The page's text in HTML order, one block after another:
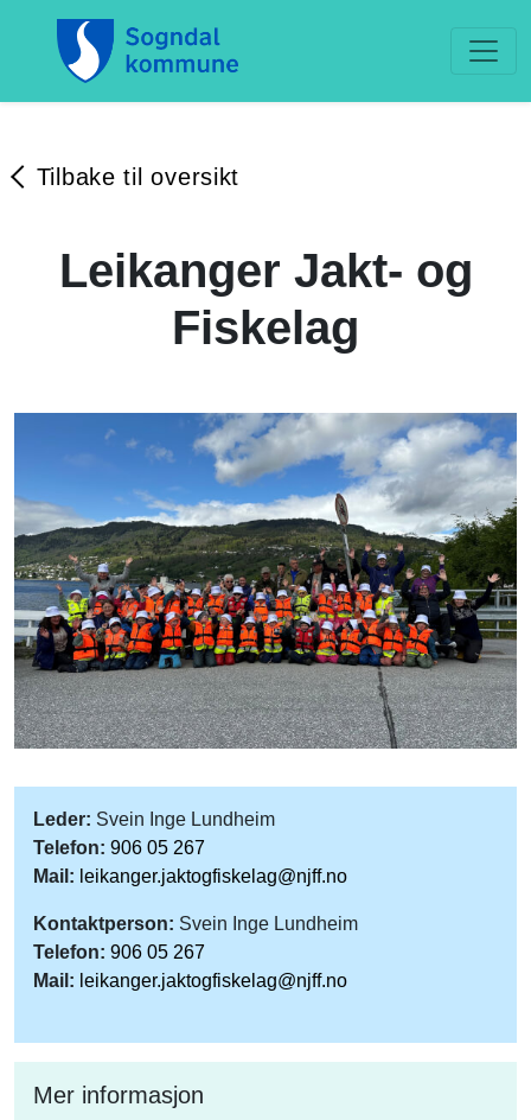
Tilbake til oversikt
Leikanger Jakt- og
Fiskelag
Leder: Svein Inge Lundheim
Telefon: 906 05 267
Mail: leikanger.jaktogfiskelag@njff.no
Kontaktperson: Svein Inge Lundheim
Telefon: 906 05 267
Mail: leikanger.jaktogfiskelag@njff.no
Mer informasjon